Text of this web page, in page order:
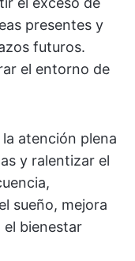
presentes y
futuros.
el entorno de
atención plena
y ralentizar el
sueño, mejora
bienestar